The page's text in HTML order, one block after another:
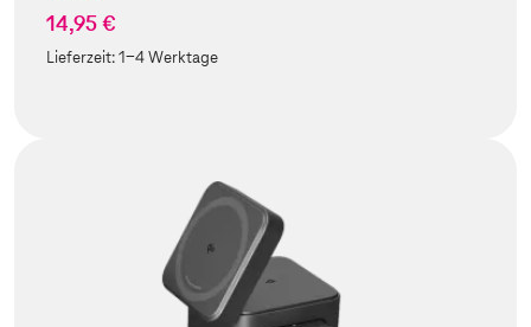
14,95 €
Lieferzeit:1-4 Werktage